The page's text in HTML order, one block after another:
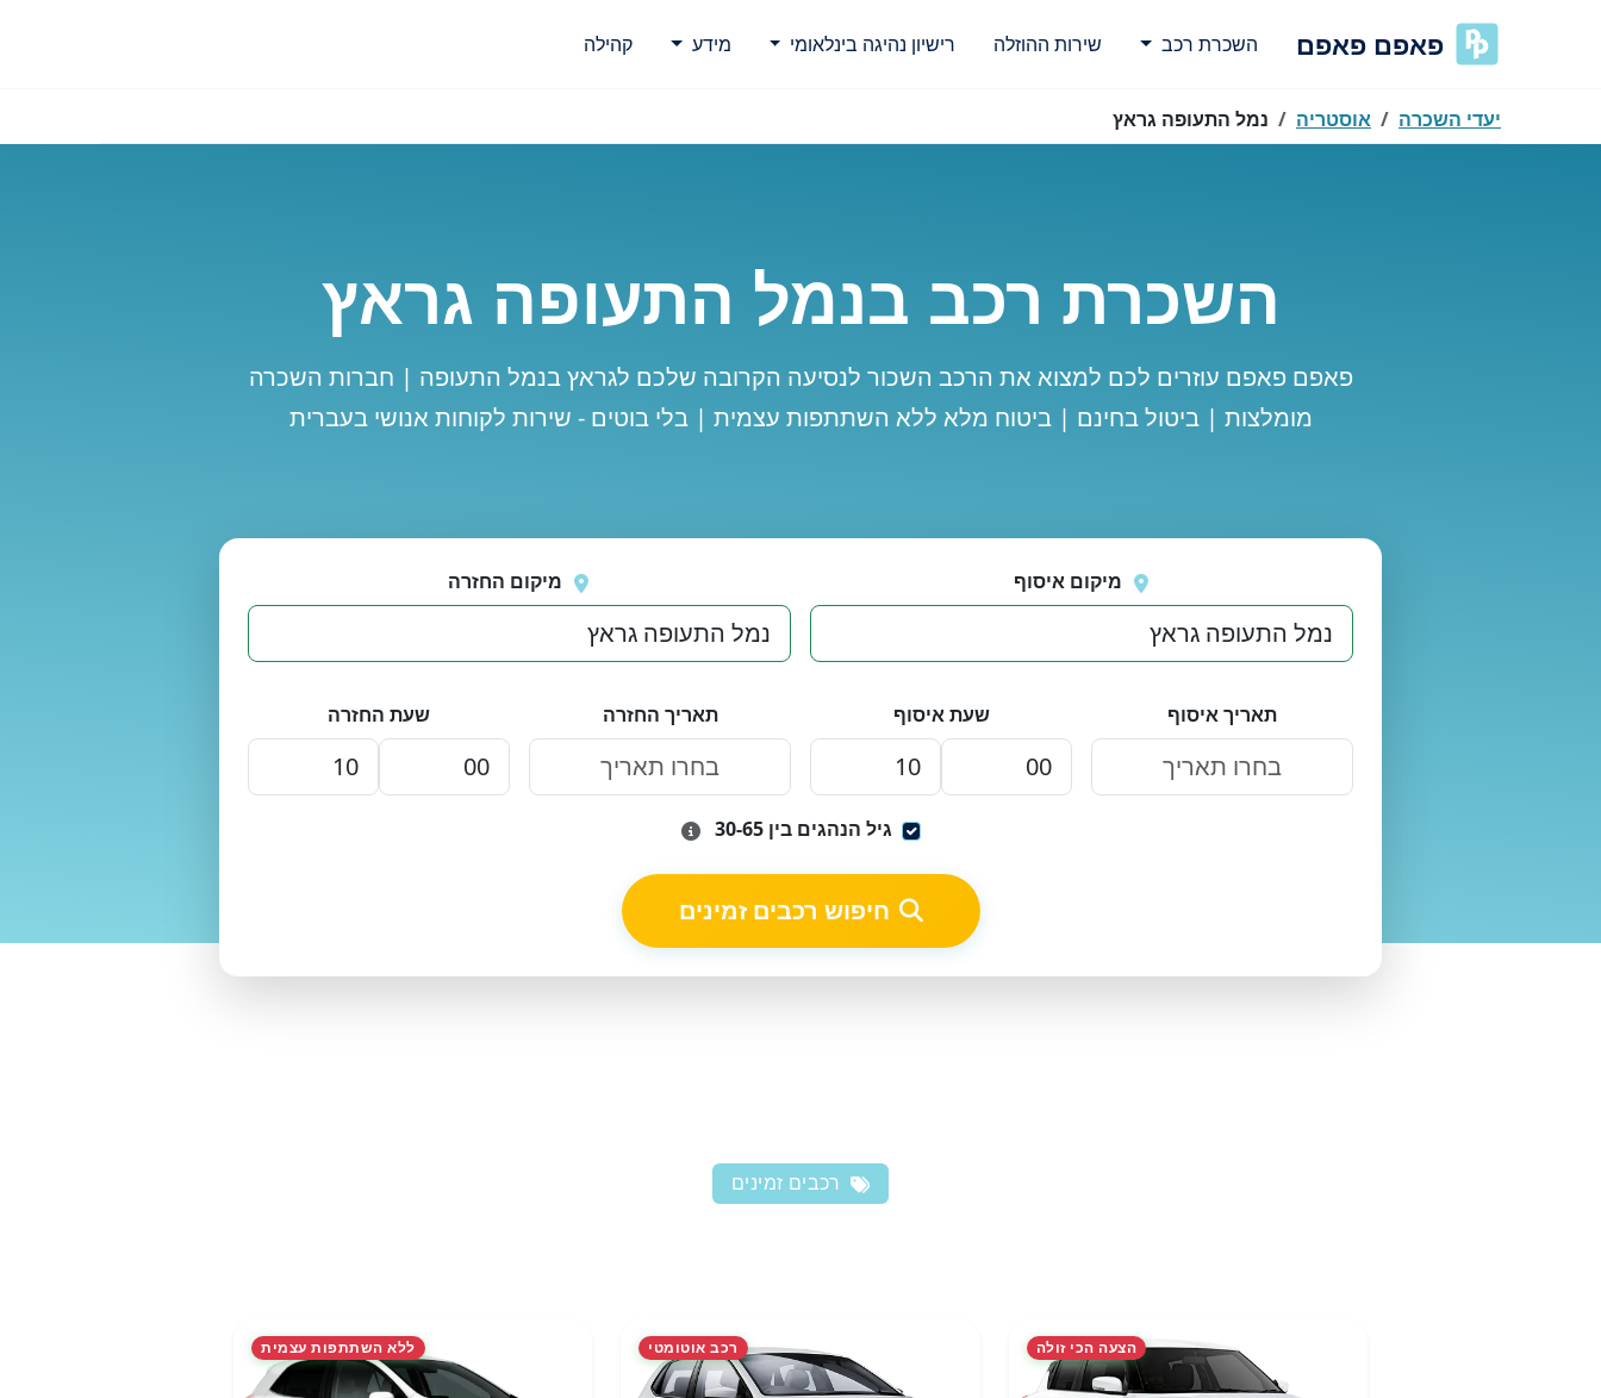
פאפם פאפם השכרת רכב שירות ההוזלה רישיון נהיגה בינלאומי מידע קהילה
יעדי השכרה אוסטריה נמל התעופה גראץ
השכרת רכב בנמל התעופה גראץ
פאפם פאפם עוזרים לכם למצוא את הרכב השכור לנסיעה הקרובה שלכם לגראץ בנמל התעופה | חברות השכרה
מומלצות | ביטול בחינם | ביטוח מלא ללא השתתפות עצמית | בלי בוטים - שירות לקוחות אנושי בעברית
מיקום איסוף מיקום החזרה
תאריך איסוף שעת איסוף תאריך החזרה שעת החזרה
גיל הנהגים בין 30-65
חיפוש רכבים זמינים
רכבים זמינים
הצעה הכי זולה רכב אוטומטי ללא השתתפות עצמית